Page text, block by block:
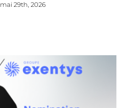
mai 29th, 2026